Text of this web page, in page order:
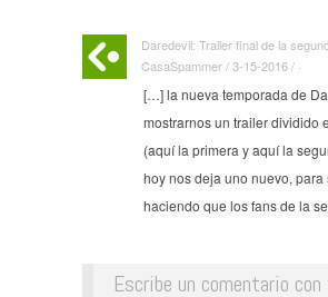
Daredevil: Trailer final de la
CasaSpammer / 3-15-2016 / ·
[…] la nueva temporada de
mostrarnos un trailer dividido
(aquí la primera y aquí la
hoy nos deja uno nuevo, para
haciendo que los fans de la
Escribe un comentario